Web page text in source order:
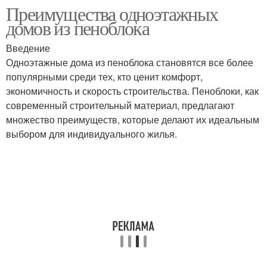
Преимущества одноэтажных
домов из пеноблока
Введение
Одноэтажные дома из пеноблока становятся все более
популярными среди тех, кто ценит комфорт,
экономичность и скорость строительства. Пеноблоки, как
современный строительный материал, предлагают
множество преимуществ, которые делают их идеальным
выбором для индивидуального жилья.